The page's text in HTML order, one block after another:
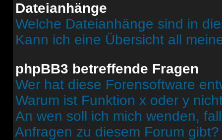
Dateianhänge
Welche Dateianhänge sind in
Kann ich eine Übersicht all
phpBB3 betreffende Fragen
Wer hat diese Forensoftware
Warum ist Funktion x oder y
An wen soll ich mich wenden,
Anfragen zu diesem Forum gibt?